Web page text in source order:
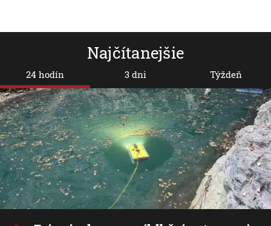
Najčítanejšie
24 hodín 3 dni Týždeň